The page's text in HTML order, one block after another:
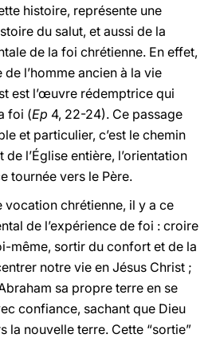
histoire, représente une
du salut, et aussi de la
de la foi chrétienne. En effet,
de l’homme ancien à la vie
est l’œuvre rédemptrice qui
foi (Ep 4, 22-24). Ce passage
et particulier, c’est le chemin
de l’Église entière, l’orientation
tournée vers le Père.
vocation chrétienne, il y a ce
de l’expérience de foi : croire
même, sortir du confort et de la
notre vie en Jésus Christ ;
sa propre terre en se
confiance, sachant que Dieu
la nouvelle terre. Cette “sortie”